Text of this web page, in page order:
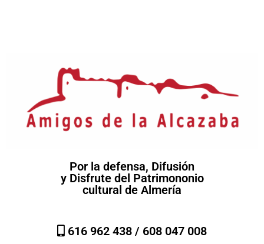
Por la defensa, Difusión
y Disfrute del Patrimononio
cultural de Almería
616 962 438 / 608 047 008